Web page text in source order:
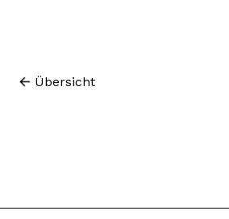
Übersicht